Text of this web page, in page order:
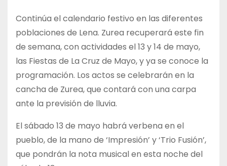
Continúa el calendario festivo en las diferentes
poblaciones de Lena. Zurea recuperará este fin
de semana, con actividades el 13 y 14 de mayo,
las Fiestas de La Cruz de Mayo, y ya se conoce la
programación. Los actos se celebrarán en la
cancha de Zurea, que contará con una carpa
ante la previsión de lluvia.
El sábado 13 de mayo habrá verbena en el
pueblo, de la mano de ‘Impresión’ y ‘Trio Fusión’,
que pondrán la nota musical en esta noche del